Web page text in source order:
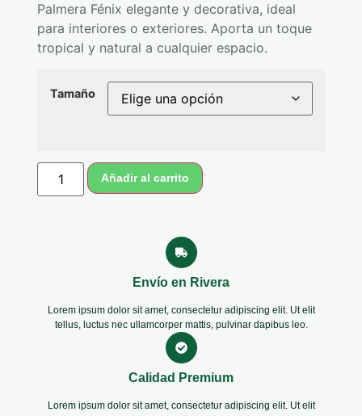
Palmera Fénix elegante y decorativa, ideal
para interiores o exteriores. Aporta un toque
tropical y natural a cualquier espacio.
Tamaño
Añadir al carrito
Envío en Rivera
Lorem ipsum dolor sit amet, consectetur adipiscing elit. Ut elit
tellus, luctus nec ullamcorper mattis, pulvinar dapibus leo.
Calidad Premium
Lorem ipsum dolor sit amet, consectetur adipiscing elit. Ut elit